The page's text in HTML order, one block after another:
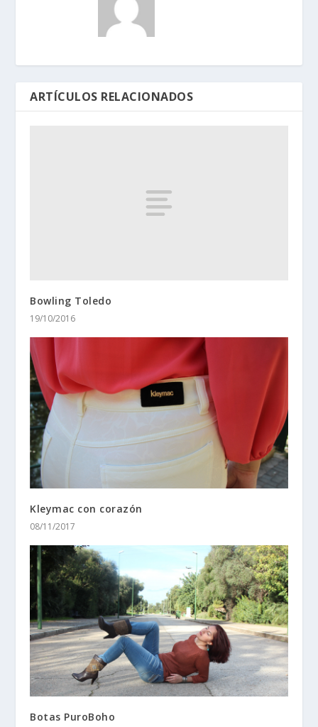
ARTÍCULOS RELACIONADOS
Bowling Toledo
19/10/2016
Kleymac con corazón
08/11/2017
Botas PuroBoho